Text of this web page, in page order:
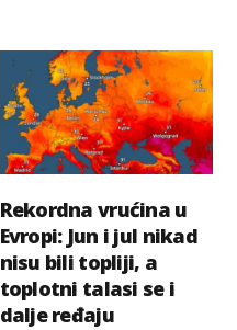
Rekordna vrućina u
Evropi: Jun i jul nikad
nisu bili topliji, a
toplotni talasi se i
dalje ređaju